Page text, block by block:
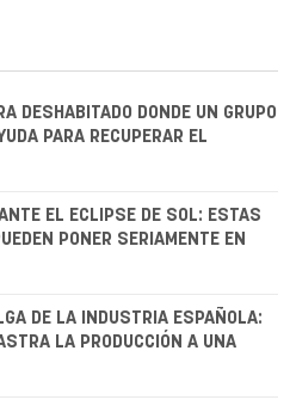
DESHABITADO DONDE UN GRUPO
PARA RECUPERAR EL
EL ECLIPSE DE SOL: ESTAS
PONER SERIAMENTE EN
DE LA INDUSTRIA ESPAÑOLA:
LA PRODUCCIÓN A UNA